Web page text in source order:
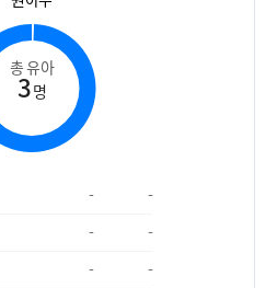
총 유아
3명
-
-
-
-
-
-